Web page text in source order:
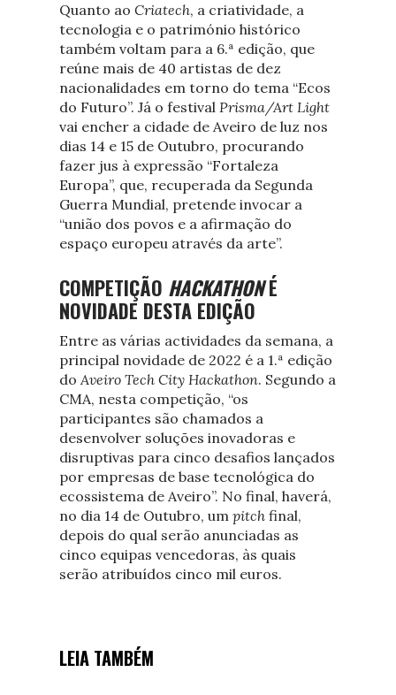
Quanto ao Criatech, a criatividade, a
tecnologia e o património histórico
também voltam para a 6.ª edição, que
reúne mais de 40 artistas de dez
nacionalidades em torno do tema “Ecos
do Futuro”. Já o festival Prisma/Art Light
vai encher a cidade de Aveiro de luz nos
dias 14 e 15 de Outubro, procurando
fazer jus à expressão “Fortaleza
Europa”, que, recuperada da Segunda
Guerra Mundial, pretende invocar a
“união dos povos e a afirmação do
espaço europeu através da arte”.
COMPETIÇÃO HACKATHONÉ
NOVIDADE DESTA EDIÇÃO
Entre as várias actividades da semana, a
principal novidade de 2022 é a 1.ª edição
do Aveiro Tech City Hackathon. Segundo a
CMA, nesta competição, “os
participantes são chamados a
desenvolver soluções inovadoras e
disruptivas para cinco desafios lançados
por empresas de base tecnológica do
ecossistema de Aveiro”. No final, haverá,
no dia 14 de Outubro, um pitchfinal,
depois do qual serão anunciadas as
cinco equipas vencedoras, às quais
serão atribuídos cinco mil euros.
LEIA TAMBÉM